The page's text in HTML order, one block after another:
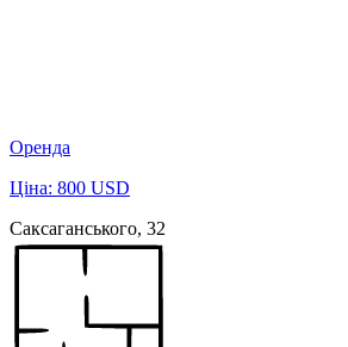
Оренда
Ціна: 800 USD
Саксаганського, 32